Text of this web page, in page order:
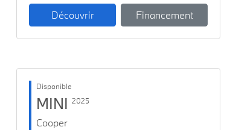
Découvrir Financement
Disponible
MINI 2025
Cooper